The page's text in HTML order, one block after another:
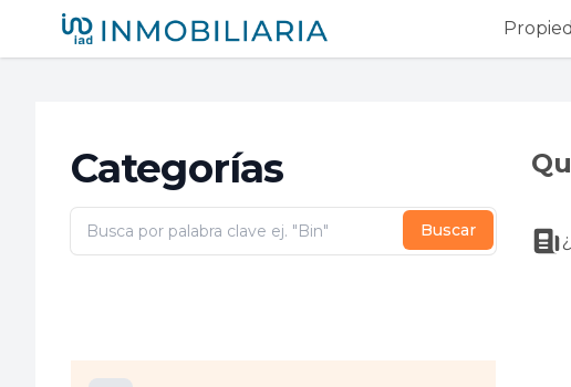
iad México
Categorías
Buscar